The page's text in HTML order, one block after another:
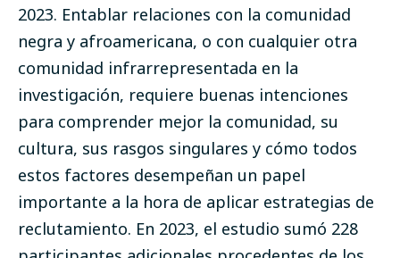
2023. Entablar relaciones con la comunidad
negra y afroamericana, o con cualquier otra
comunidad infrarrepresentada en la
investigación, requiere buenas intenciones
para comprender mejor la comunidad, su
cultura, sus rasgos singulares y cómo todos
estos factores desempeñan un papel
importante a la hora de aplicar estrategias de
reclutamiento. En 2023, el estudio sumó 228